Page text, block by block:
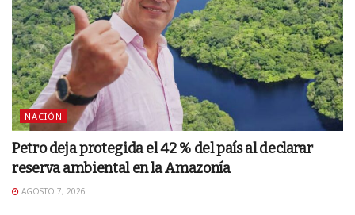
NACIÓN
Petro deja protegida el 42 % del país al declarar
reserva ambiental en la Amazonía
AGOSTO 7, 2026